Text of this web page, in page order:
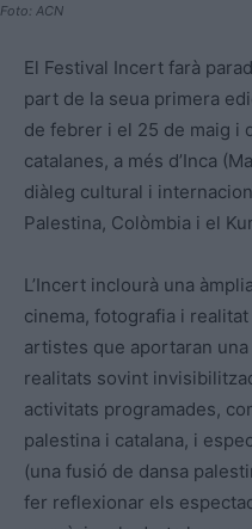
Foto: ACN
El Festival Incert farà
part de la seua primera
de febrer i el 25 de maig i
catalanes, a més d’Inca
diàleg cultural i
Palestina, Colòmbia i el
L’Incert inclourà una
cinema, fotografia i
artistes que aportaran
realitats sovint
activitats programades,
palestina i catalana, i
(una fusió de dansa
fer reflexionar els